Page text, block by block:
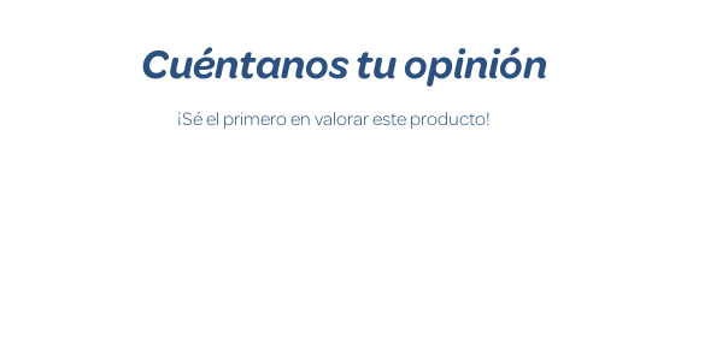
Cuéntanos tu opinión
¡Sé el primero en valorar este producto!